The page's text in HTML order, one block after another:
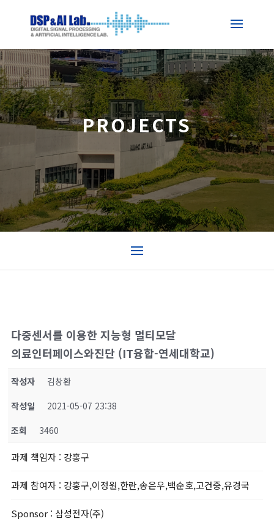
PROJECTS
다중센서를 이용한 지능형 멀티모달
의료인터페이스와진단 (IT융합-연세대학교)
작성자
김창환
작성일
2021-05-07 23:38
조회
3460
과제 책임자 : 강홍구
과제 참여자 : 강홍구,이정원,한란,송은우,백순호,고건중,유경국
Sponsor : 삼성전자(주)